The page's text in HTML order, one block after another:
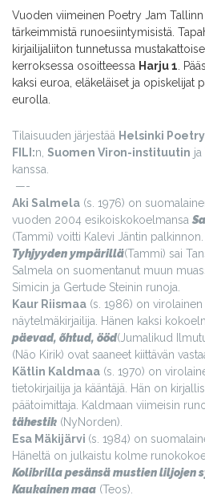
Vuoden viimeinen Poetry Jam
tärkeimmistä runoesiintymisistä.
kirjailijaliiton tunnetussa
kerroksessa osoitteessa Harju 1 .
kaksi euroa, eläkeläiset ja opiskelijat
eurolla.
Tilaisuuden järjestää Helsinki
FILI:n, Suomen Viron-instituutin ja
kanssa.
—-
Aki Salmela (s. 1976) on
vuoden 2004 esikoiskokoelmansa
(Tammi) voitti Kalevi Jäntin
Tyhjyyden ympärillä(Tammi) sai
Salmela on suomentanut muun
Simicin ja Gertude Steinin runoja.
Kaur Riismaa (s. 1986) on
näytelmäkirjailija. Hänen kaksi
päevad, õhtud, ööd(Jumalikud
(Näo Kirik) ovat saaneet kiittävän
Kätlin Kaldmaa (s. 1970) on
tietokirjailija ja kääntäjä. Hän on
päätoimittaja. Kaldmaan viimeisin
tähestik (NyNorden).
Esa Mäkijärvi (s. 1984) on
Häneltä on julkaistu kolme
Kolibrilla pesänsä mustien liljojen
Kaukainen maa (Teos).